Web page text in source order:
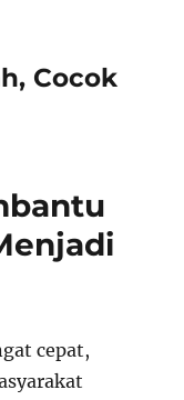
Cocok
cepat,